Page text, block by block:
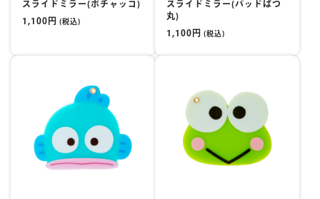
スライドミラー(ポチャッコ)
1,100円 (税込)
スライドミラー(バッドばつ
丸)
1,100円 (税込)